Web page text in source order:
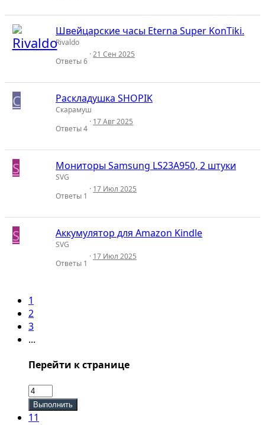
Швейцарские часы Eterna Super KonTiki.
Rivaldo
Ответы6
21 Сен 2025
С Раскладушка SHOPIK
Скарамуш
Ответы4
17 Авг 2025
S Мониторы Samsung LS23A950, 2 штуки
SVG
Ответы 1
17 Июл 2025
S Аккумулятор для Amazon Kindle
SVG
Ответы 1
17 Июл 2025
1
2
3
...
Перейти к странице
Выполнить
11